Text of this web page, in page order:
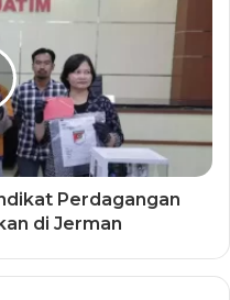
Perdagangan
di Jerman